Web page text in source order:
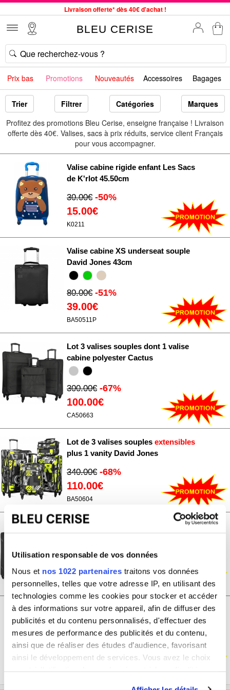
Utilisation responsable de vos données
Nous et nos 1022 partenaires traitons vos données
personnelles, telles que votre adresse IP, en utilisant des
technologies comme les cookies pour stocker et accéder
à des informations sur votre appareil, afin de diffuser des
publicités et du contenu personnalisés, d'effectuer des
mesures de performance des publicités et du contenu,
ainsi que de réaliser des études d’audience, favorisant
ainsi le développement de services. Vous avez le choix
Livraison offerte* dès 40€ d'achat !
Commande avant 12h expédiée le jour même, du lundi au vendredi
33 magasins en France. Un à proximité de chez vous ?
Bon shopping chez BLEU CERISE !
Jusqu'à -75% sur le site du 29/07 au 27/08
Samsonite, Delsey, American Tourister, Little Marcel à Prix Bas
BLEU CERISE
Prix bas Promotions Nouveautés Accessoires Bagages
Trier Filtrer Catégories
Marques
Profitez des promotions Bleu Cerise, enseigne française ! Livraison
offerte dès 40€. Valises, sacs à prix réduits, service client Français
pour vous accompagner.
Valise cabine rigide enfant Les Sacs
de K'rlot 45.50cm
30.00€ -50%
15.00€
K0211
Valise cabine XS underseat souple
David Jones 43cm
80.00€ -51%
39.00€
BA50511P
Lot 3 valises souples dont 1 valise
cabine polyester Cactus
300.00€ -67%
100.00€
CA50663
Lot de 3 valises souples extensibles
plus 1 vanity David Jones
340.00€ -68%
110.00€
BA50604
Lot de 3 valises souples
extensibles
340.00€ -68%
110.00€
BA50304
Valise cabine rigide enfant Les Sacs
de K'rlot 45.50cm
-50%
15.00€